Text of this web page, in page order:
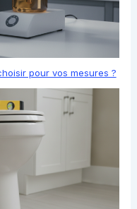
pour vos mesures ?